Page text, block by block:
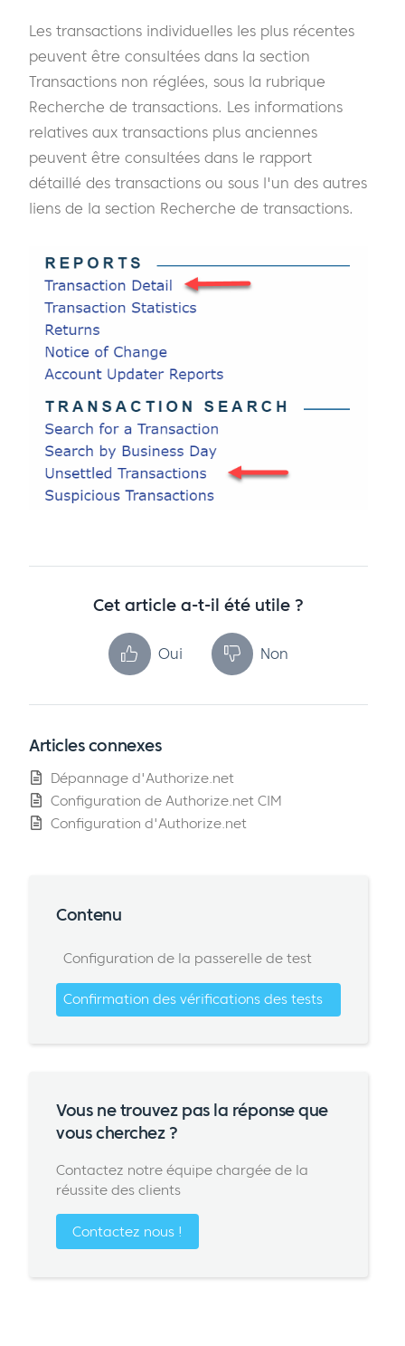
Les transactions individuelles les plus récentes
peuvent être consultées dans la section
Transactions non réglées, sous la rubrique
Recherche de transactions. Les informations
relatives aux transactions plus anciennes
peuvent être consultées dans le rapport
détaillé des transactions ou sous l'un des autres
liens de la section Recherche de transactions.
Cet article a-t-il été utile ?
Oui Non
Articles connexes
Dépannage d'Authorize.net
Configuration de Authorize.net CIM
Configuration d'Authorize.net
Contenu
Configuration de la passerelle de test
Confirmation des vérifications des tests
Vous ne trouvez pas la réponse que
vous cherchez ?
Contactez notre équipe chargée de la
réussite des clients
Contactez nous !